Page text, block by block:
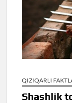
QIZIQARLI
Shashlik